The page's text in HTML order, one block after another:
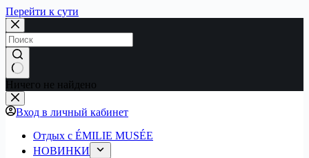
Перейти к сути
Ничего не найдено
Вход в личный кабинет
Отдых с ÉMILIE MUSÉE
НОВИНКИ